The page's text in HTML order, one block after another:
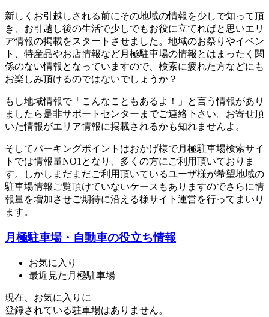
新しくお引越しされる前にその地域の情報を少しで知って頂
き、お引越し後の生活で少しでもお役に立てればと思いエリ
ア情報の掲載をスタートさせました。地域のお祭りやイベン
ト、特産品やお店情報など月極駐車場の情報とはまったく関
係のない情報となっていますので、検索に疲れた方などにも
お楽しみ頂けるのではないでしょうか？
もし地域情報で「こんなこともあるよ！」と言う情報があり
ましたら是非サポートセンターまでご連絡下さい。お寄せ頂
いた情報がエリア情報に掲載されるかも知れませんよ。
そしてパーキングポイントはおかげ様で月極駐車場検索サイ
トでは情報量NO1となり、多くの方にご利用頂いておりま
す。しかしまだまだご利用頂いているユーザ様が希望地域の
駐車場情報ご覧頂けていないケースもありますのでさらに情
報量を増加させご期待に沿える様サイト運営を行ってまいり
ます。
月極駐車場・自動車の役立ち情報
お気に入り
最近見た月極駐車場
現在、お気に入りに
登録されている駐車場はありません。